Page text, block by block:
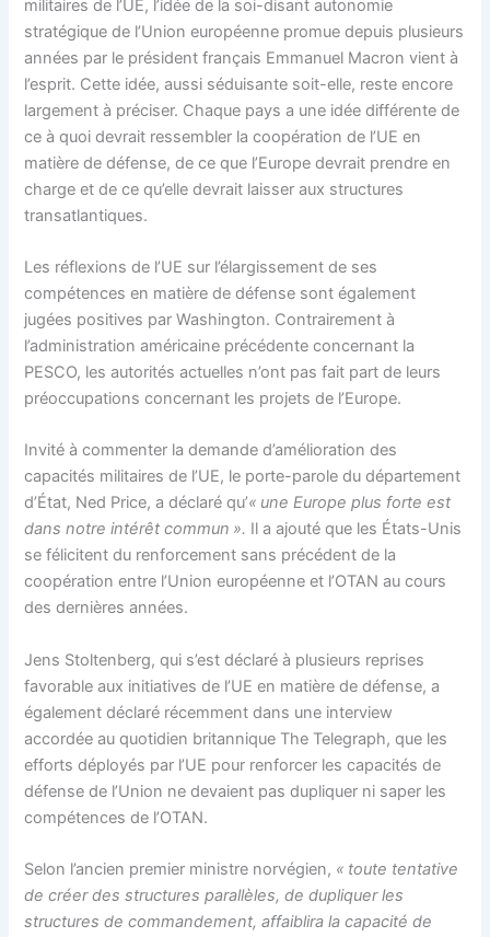
militaires de l’UE, l’idée de la soi-disant autonomie
stratégique de l’Union européenne promue depuis plusieurs
années par le président français Emmanuel Macron vient à
l’esprit. Cette idée, aussi séduisante soit-elle, reste encore
largement à préciser. Chaque pays a une idée différente de
ce à quoi devrait ressembler la coopération de l’UE en
matière de défense, de ce que l’Europe devrait prendre en
charge et de ce qu’elle devrait laisser aux structures
transatlantiques.
Les réflexions de l’UE sur l’élargissement de ses
compétences en matière de défense sont également
jugées positives par Washington. Contrairement à
l’administration américaine précédente concernant la
PESCO, les autorités actuelles n’ont pas fait part de leurs
préoccupations concernant les projets de l’Europe.
Invité à commenter la demande d’amélioration des
capacités militaires de l’UE, le porte-parole du département
d’État, Ned Price, a déclaré qu’« une Europe plus forte est
dans notre intérêt commun ». Il a ajouté que les États-Unis
se félicitent du renforcement sans précédent de la
coopération entre l’Union européenne et l’OTAN au cours
des dernières années.
Jens Stoltenberg, qui s’est déclaré à plusieurs reprises
favorable aux initiatives de l’UE en matière de défense, a
également déclaré récemment dans une interview
accordée au quotidien britannique The Telegraph, que les
efforts déployés par l’UE pour renforcer les capacités de
défense de l’Union ne devaient pas dupliquer ni saper les
compétences de l’OTAN.
Selon l’ancien premier ministre norvégien, « toute tentative
de créer des structures parallèles, de dupliquer les
structures de commandement, affaiblira la capacité de